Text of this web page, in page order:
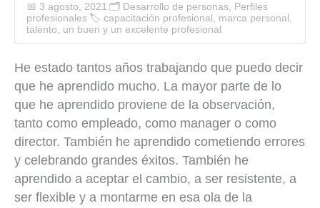
📅 3 agosto, 2021 🗂️ Desarrollo de personas Perfiles
profesionales 🏷 capacitación profesional marca personal
talento
un buen y un excelente profesional
He estado tantos años trabajando que puedo decir
que he aprendido mucho. La mayor parte de lo
que he aprendido proviene de la observación,
tanto como empleado, como manager o como
director. También he aprendido cometiendo errores
y celebrando grandes éxitos. También he
aprendido a aceptar el cambio, a ser resistente, a
ser flexible y a montarme en esa ola de la